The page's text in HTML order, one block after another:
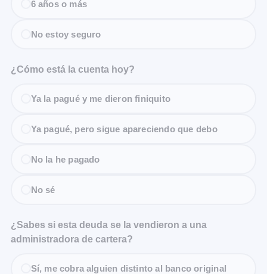
6 años o más
No estoy seguro
¿Cómo está la cuenta hoy?
Ya la pagué y me dieron finiquito
Ya pagué, pero sigue apareciendo que debo
No la he pagado
No sé
¿Sabes si esta deuda se la vendieron a una
administradora de cartera?
Sí, me cobra alguien distinto al banco original